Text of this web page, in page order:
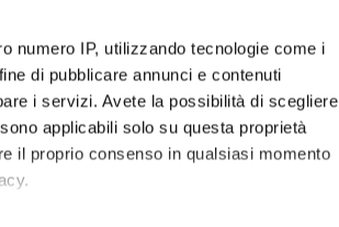
numero IP, utilizzando tecnologie come i
di pubblicare annunci e contenuti
i servizi. Avete la possibilità di scegliere
applicabili solo su questa proprietà
il proprio consenso in qualsiasi momento
tramite bando